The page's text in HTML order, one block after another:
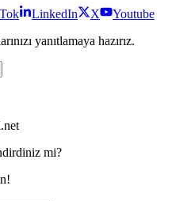
LinkedIn X
Youtube
yanıtlamaya hazırız.
mi?